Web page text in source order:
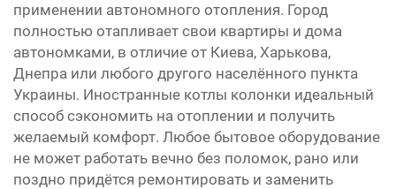
применении автономного отопления. Город
полностью отапливает свои квартиры и дома
автономками, в отличие от Киева, Харькова,
Днепра или любого другого населённого пункта
Украины. Иностранные котлы колонки идеальный
способ сэкономить на отоплении и получить
желаемый комфорт. Любое бытовое оборудование
не может работать вечно без поломок, рано или
поздно придётся ремонтировать и заменить